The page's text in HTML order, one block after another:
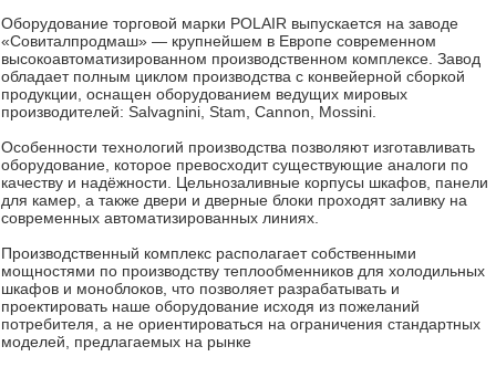
Оборудование торговой марки POLAIR выпускается на заводе
«Совиталпродмаш» — крупнейшем в Европе современном
высокоавтоматизированном производственном комплексе. Завод
обладает полным циклом производства с конвейерной сборкой
продукции, оснащен оборудованием ведущих мировых
производителей: Salvagnini, Stam, Cannon, Mossini.
Особенности технологий производства позволяют изготавливать
оборудование, которое превосходит существующие аналоги по
качеству и надёжности. Цельнозаливные корпусы шкафов, панели
для камер, а также двери и дверные блоки проходят заливку на
современных автоматизированных линиях.
Производственный комплекс располагает собственными
мощностями по производству теплообменников для холодильных
шкафов и моноблоков, что позволяет разрабатывать и
проектировать наше оборудование исходя из пожеланий
потребителя, а не ориентироваться на ограничения стандартных
моделей, предлагаемых на рынке